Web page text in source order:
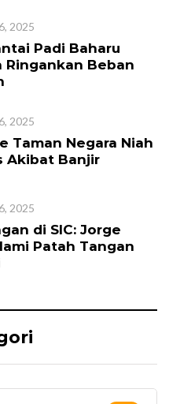
2025
Padi Baharu
Ringankan Beban
2025
Taman Negara Niah
Akibat Banjir
2025
di SIC: Jorge
Patah Tangan